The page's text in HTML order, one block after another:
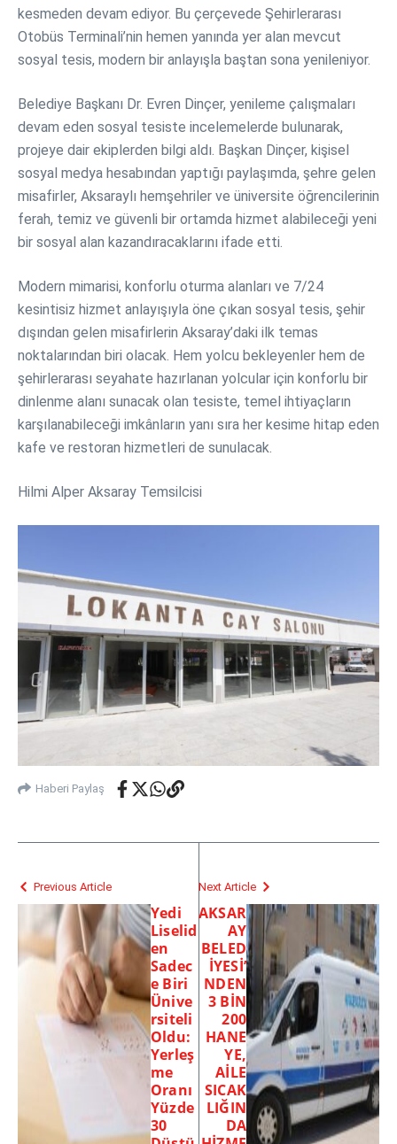
kesmeden devam ediyor. Bu çerçevede Şehirlerarası
Otobüs Terminali’nin hemen yanında yer alan mevcut
sosyal tesis, modern bir anlayışla baştan sona yenileniyor.
Belediye Başkanı Dr. Evren Dinçer, yenileme çalışmaları
devam eden sosyal tesiste incelemelerde bulunarak,
projeye dair ekiplerden bilgi aldı. Başkan Dinçer, kişisel
sosyal medya hesabından yaptığı paylaşımda, şehre gelen
misafirler, Aksaraylı hemşehriler ve üniversite öğrencilerinin
ferah, temiz ve güvenli bir ortamda hizmet alabileceği yeni
bir sosyal alan kazandıracaklarını ifade etti.
Modern mimarisi, konforlu oturma alanları ve 7/24
kesintisiz hizmet anlayışıyla öne çıkan sosyal tesis, şehir
dışından gelen misafirlerin Aksaray’daki ilk temas
noktalarından biri olacak. Hem yolcu bekleyenler hem de
şehirlerarası seyahate hazırlanan yolcular için konforlu bir
dinlenme alanı sunacak olan tesiste, temel ihtiyaçların
karşılanabileceği imkânların yanı sıra her kesime hitap eden
kafe ve restoran hizmetleri de sunulacak.
Hilmi Alper Aksaray Temsilcisi
Haberi Paylaş
Previous Article
Yedi
Liselid
en
Sadec
e Biri
Ünive
rsiteli
Oldu:
Yerleş
me
Oranı
Yüzde
30
Next Article
AKSAR
AY
BELED
İYESİ’
NDEN
3 BİN
200
HANE
YE,
AİLE
SICAK
LIĞIN
DA